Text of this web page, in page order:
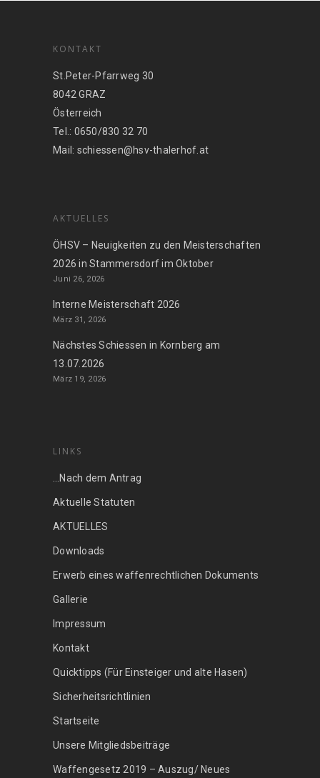
KONTAKT
St.Peter-Pfarrweg 30
8042 GRAZ
Österreich
Tel.: 0650/830 32 70
Mail: schiessen@hsv-thalerhof.at
AKTUELLES
ÖHSV – Neuigkeiten zu den Meisterschaften
2026 in Stammersdorf im Oktober
Juni 26, 2026
Interne Meisterschaft 2026
März 31, 2026
Nächstes Schiessen in Kornberg am
13.07.2026
März 19, 2026
LINKS
…Nach dem Antrag
Aktuelle Statuten
AKTUELLES
Downloads
Erwerb eines waffenrechtlichen Dokuments
Gallerie
Impressum
Kontakt
Quicktipps (Für Einsteiger und alte Hasen)
Sicherheitsrichtlinien
Startseite
Unsere Mitgliedsbeiträge
Waffengesetz 2019 – Auszug/ Neues